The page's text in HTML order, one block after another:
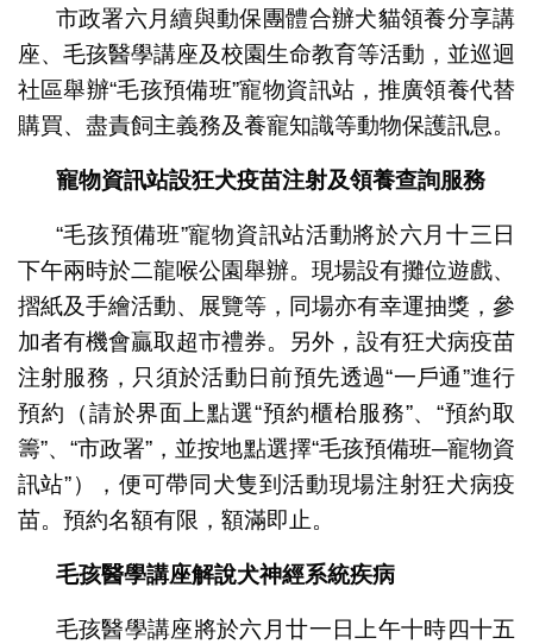
市政署六月續與動保團體合辦犬貓領養分享講
座、毛孩醫學講座及校園生命教育等活動，並巡迴
社區舉辦“毛孩預備班”寵物資訊站，推廣領養代替
購買、盡責飼主義務及養寵知識等動物保護訊息。
寵物資訊站設狂犬疫苗注射及領養查詢服務
“毛孩預備班”寵物資訊站活動將於六月十三日
下午兩時於二龍喉公園舉辦。現場設有攤位遊戲、
摺紙及手繪活動、展覽等，同場亦有幸運抽獎，參
加者有機會贏取超市禮券。另外，設有狂犬病疫苗
注射服務，只須於活動日前預先透過“一戶通”進行
預約（請於界面上點選“預約櫃枱服務”、“預約取
籌”、“市政署”，並按地點選擇“毛孩預備班─寵物資
訊站”），便可帶同犬隻到活動現場注射狂犬病疫
苗。預約名額有限，額滿即止。
毛孩醫學講座解說犬神經系統疾病
毛孩醫學講座將於六月廿一日上午十時四十五